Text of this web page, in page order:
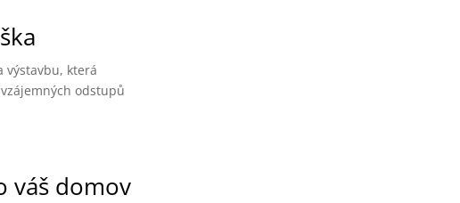
výstavbu, která
odstupů
váš domov